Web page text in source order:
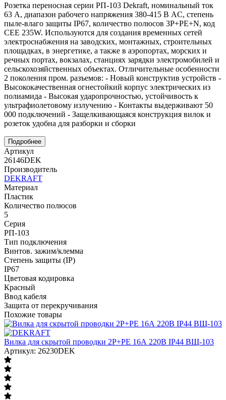
Розетка переносная серии РП-103 Dekraft, номинальный ток
63 А, диапазон рабочего напряжения 380-415 В AC, степень
пыле-влаго защиты IP67, количество полюсов 3Р+РЕ+N, код
CEE 235W. Используются для создания временных сетей
электроснабжения на заводских, монтажных, строительных
площадках, в энергетике, а также в аэропортах, морских и
речных портах, вокзалах, станциях зарядки электромобилей и
сельскохозяйственных объектах. Отличительные особенности
2 поколения пром. разъемов: - Новый конструктив устройств -
Высококачественная огнестойкий корпус электрических из
полиамида - Высокая ударопрочностью, устойчивость к
ультрафиолетовому излучению - Контакты выдерживают 50
000 подключений - Защелкивающаяся конструкция вилок и
розеток удобна для разборки и сборки
Подробнее
Артикул
26146DEK
Производитель
DEKRAFT
Материал
Пластик
Количество полюсов
5
Серия
РП-103
Тип подключения
Винтов. зажим/клемма
Степень защиты (IP)
IP67
Цветовая кодировка
Красный
Ввод кабеля
Защита от перекручивания
Похожие товары
Вилка для скрытой проводки 2Р+РЕ 16А 220В IP44 ВЩ-103
Артикул: 26230DEK